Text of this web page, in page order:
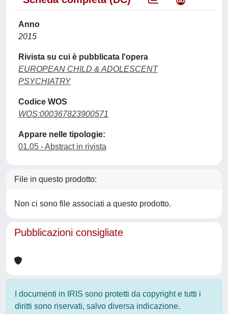
Anno
2015
Rivista su cui è pubblicata l'opera
EUROPEAN CHILD & ADOLESCENT
PSYCHIATRY
Codice WOS
WOS:000367823900571
Appare nelle tipologie:
01.05 - Abstract in rivista
File in questo prodotto:
Non ci sono file associati a questo prodotto.
Pubblicazioni consigliate
I documenti in IRIS sono protetti da copyright e tutti i
diritti sono riservati, salvo diversa indicazione.